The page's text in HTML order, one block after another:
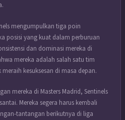
mengumpulkan tiga poin
posisi yang kuat dalam perburuan
dan dominasi mereka di
mereka adalah salah satu tim
kesuksesan di masa depan.
mereka di Masters Madrid, Sentinels
Mereka segera harus kembali
tantangan berikutnya di liga